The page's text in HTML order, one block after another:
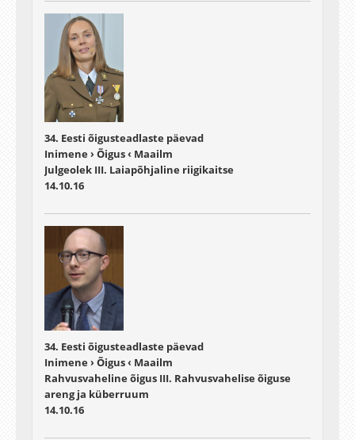
34. Eesti õigusteadlaste päevad
Inimene › Õigus ‹ Maailm
Julgeolek III. Laiapõhjaline riigikaitse
14.10.16
34. Eesti õigusteadlaste päevad
Inimene › Õigus ‹ Maailm
Rahvusvaheline õigus III. Rahvusvahelise õiguse
areng ja küberruum
14.10.16